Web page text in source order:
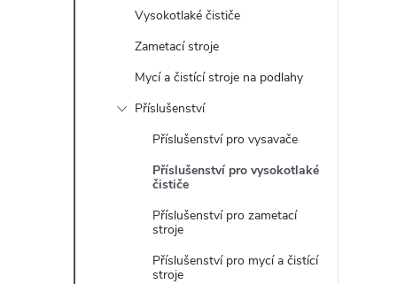
Vysokotlaké čističe
Zametací stroje
Mycí a čistící stroje na podlahy
Příslušenství
Příslušenství pro vysavače
Příslušenství pro vysokotlaké
čističe
Příslušenství pro zametací
stroje
Příslušenství pro mycí a čistící
stroje